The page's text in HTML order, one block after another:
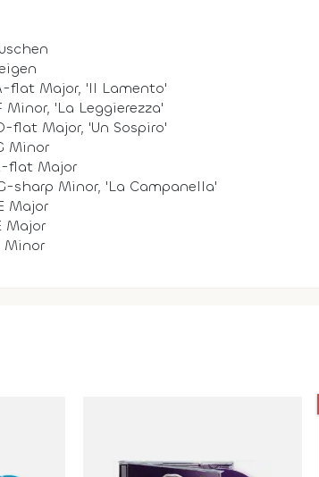
flat Major, 'Il Lamento'
Minor, 'La Leggierezza'
flat Major, 'Un Sospiro'
Minor
flat Major
sharp Minor, 'La Campanella'
Major
Major
Minor